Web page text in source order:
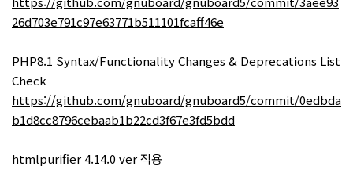
26d703e791c97e63771b511101fcaff46e
PHP8.1 Syntax/Functionality Changes & Deprecations List
Check
https://github.com/gnuboard/gnuboard5/commit/0edbda
b1d8cc8796cebaab1b22cd3f67e3fd5bdd
htmlpurifier 4.14.0 ver 적용